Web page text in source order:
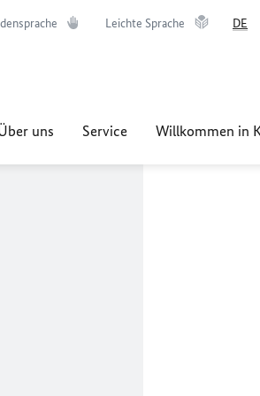
Leichte Sprache DE
uns Service Willkommen in